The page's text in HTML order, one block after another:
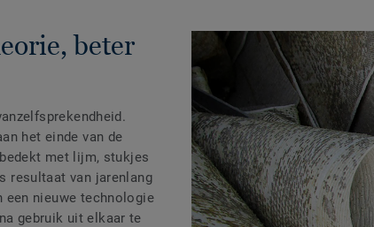
beter
het einde van de
met lijm, stukjes
resultaat van jarenlang
een nieuwe technologie
gebruik uit elkaar te